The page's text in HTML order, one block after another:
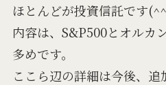
ほとんどが投資信託です
内容は、S&P500とオルカ
多めです。
ここら辺の詳細は今後、